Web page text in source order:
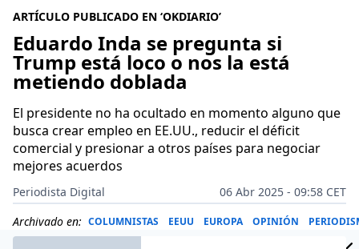
ARTÍCULO PUBLICADO EN ‘OKDIARIO’
Eduardo Inda se pregunta si
Trump está loco o nos la está
metiendo doblada
El presidente no ha ocultado en momento alguno que
busca crear empleo en EE.UU., reducir el déficit
comercial y presionar a otros países para negociar
mejores acuerdos
Periodista Digital
06 Abr 2025 - 09:58 CET
Archivado en: COLUMNISTAS EEUU EUROPA OPINIÓN